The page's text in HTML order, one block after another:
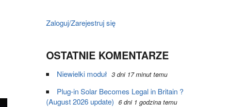
Zaloguj/Zarejestruj się
OSTATNIE KOMENTARZE
Niewielki moduł 3 dni 17 minut temu
Plug-in Solar Becomes Legal in Britain ?
(August 2026 update) 6 dni 1 godzina temu